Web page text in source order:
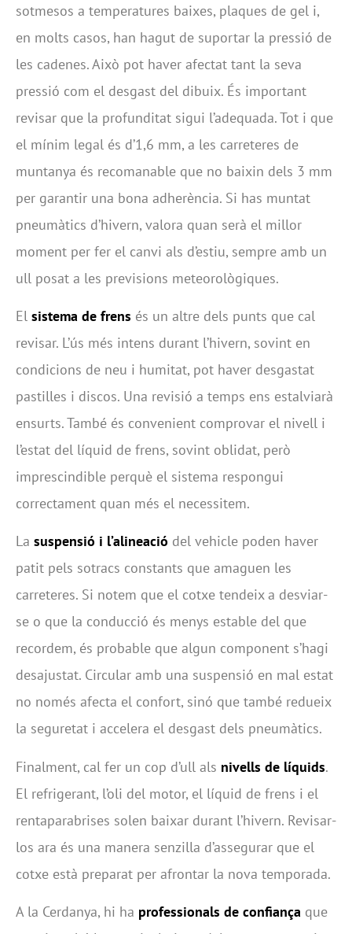
sotmesos a temperatures baixes, plaques de gel i,
en molts casos, han hagut de suportar la pressió de
les cadenes. Això pot haver afectat tant la seva
pressió com el desgast del dibuix. És important
revisar que la profunditat sigui l’adequada. Tot i que
el mínim legal és d’1,6 mm, a les carreteres de
muntanya és recomanable que no baixin dels 3 mm
per garantir una bona adherència. Si has muntat
pneumàtics d’hivern, valora quan serà el millor
moment per fer el canvi als d’estiu, sempre amb un
ull posat a les previsions meteorològiques.
El sistema de frens és un altre dels punts que cal
revisar. L’ús més intens durant l’hivern, sovint en
condicions de neu i humitat, pot haver desgastat
pastilles i discos. Una revisió a temps ens estalviarà
ensurts. També és convenient comprovar el nivell i
l’estat del líquid de frens, sovint oblidat, però
imprescindible perquè el sistema respongui
correctament quan més el necessitem.
La suspensió i l’alineació del vehicle poden haver
patit pels sotracs constants que amaguen les
carreteres. Si notem que el cotxe tendeix a desviar-
se o que la conducció és menys estable del que
recordem, és probable que algun component s’hagi
desajustat. Circular amb una suspensió en mal estat
no només afecta el confort, sinó que també redueix
la seguretat i accelera el desgast dels pneumàtics.
Finalment, cal fer un cop d’ull als nivells de líquids.
El refrigerant, l’oli del motor, el líquid de frens i el
rentaparabrises solen baixar durant l’hivern. Revisar-
los ara és una manera senzilla d’assegurar que el
cotxe està preparat per afrontar la nova temporada.
A la Cerdanya, hi ha professionals de confiança que